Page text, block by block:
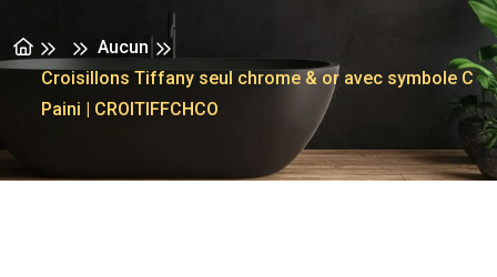
Aucun
Croisillons Tiffany seul chrome & or avec symbole C
Paini | CROITIFFCHCO